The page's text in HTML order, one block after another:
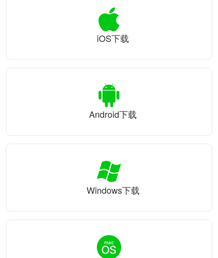
iOS下载
Android下载
Windows下载